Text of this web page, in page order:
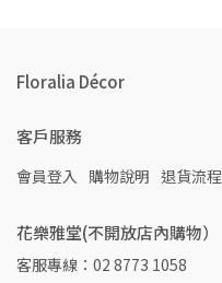
Floralia Décor
客戶服務
會員登入 購物說明 退貨流程
花樂雅堂(不開放店內購物）
客服專線：02 8773 1058